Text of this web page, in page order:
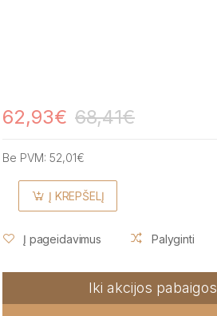
62,93€ 68,41€
Be PVM: 52,01€
Į KREPŠELĮ
Į pageidavimus Palyginti
Iki akcijos pabaigos